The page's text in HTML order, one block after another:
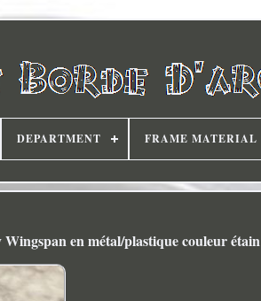
DEPARTMENT FRAME MATERIAL
en métal/plastique couleur étain